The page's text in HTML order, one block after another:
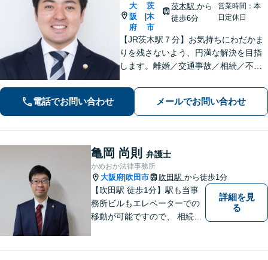
大
阪
府
茨
木
市
茨木駅から
徒歩6分
営業時間：本
日定休日
【JR茨木駅７分】お気持ちにわだかま
りを残さないよう、円満な解決を目指
します。離婚／交通事故／相続／不動
などの刑事事件にも幅広く対応。紛争
化してしてしまった問題も、より良い
着地点を探り、交渉を重ねます【初回
相談無料】
電話でお問い合わせ メールでお問い合わせ
亀岡 尚則 弁護士
かめおか法律事務所
大阪府 吹田市 吹田駅 から徒歩1分
【吹田駅 徒歩1分】駅も当事
務所ビルもエレベーターでの
移動が可能ですので、 相続の
詳細を見
る